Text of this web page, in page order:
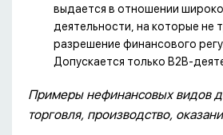
выдается в отношении
деятельности, на которые не
разрешение финансового
Допускается только B2B-
Примеры нефинансовых видов
торговля, производство,